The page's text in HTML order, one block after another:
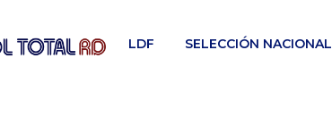
LDF SELECCIÓN NACIONAL